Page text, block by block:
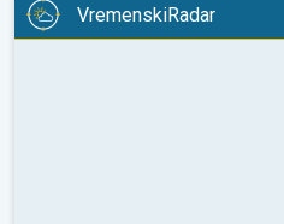
VremenskiRadar